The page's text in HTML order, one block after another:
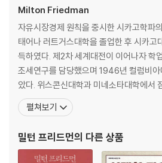
찾아보기
Milton Friedman
자유시장경제 원칙을 중시한 시카고학파
태어나 러트거스대학을 졸업한 후 시카고
득하였다. 제2차 세계대전이 이어나자 학
조세연구를 담당했으며 1946년 컬럼비
았다. 위스콘신대학과 미네소타대학에서
8년 시카고대학으로 옮겨 1979년 정년퇴
다.1977년 이후에는 샌프란시스코에 거주
해 거시경제에서 화폐의 기능을 중시하며
하는, 이
펼쳐보기
밀턴 프리드먼의 다른 상품